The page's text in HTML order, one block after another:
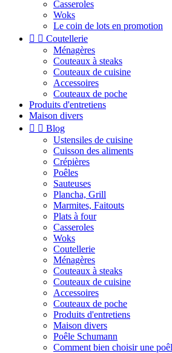
Casseroles
Woks
Le coin de lots en promotion
  Coutellerie
Ménagères
Couteaux à steaks
Couteaux de cuisine
Accessoires
Couteaux de poche
Produits d'entretiens
Maison divers
  Blog
Ustensiles de cuisine
Cuisson des aliments
Crépières
Poêles
Sauteuses
Plancha, Grill
Marmites, Faitouts
Plats à four
Casseroles
Woks
Coutellerie
Ménagères
Couteaux à steaks
Couteaux de cuisine
Accessoires
Couteaux de poche
Produits d'entretiens
Maison divers
Poêle Schumann
Comment bien choisir une